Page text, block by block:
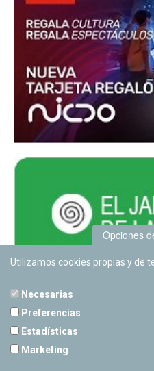
Opciones
Utilizamos cookies propias y de
Necesarias
Preferencias
Estadísticas
Marketing